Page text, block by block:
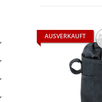
AUSVERKAUFT